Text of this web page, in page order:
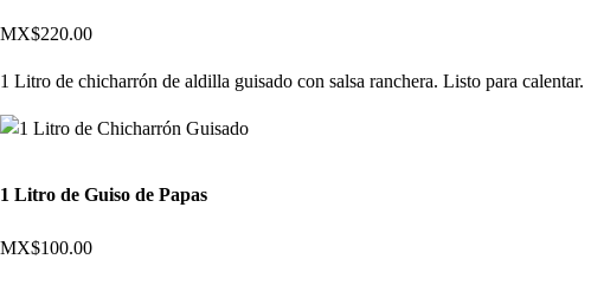
MX$220.00
1 Litro de chicharrón de aldilla guisado con salsa ranchera. Listo para calentar.
1 Litro de Guiso de Papas
MX$100.00